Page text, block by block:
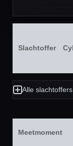
Slachtoffer
Alle
Meetmoment